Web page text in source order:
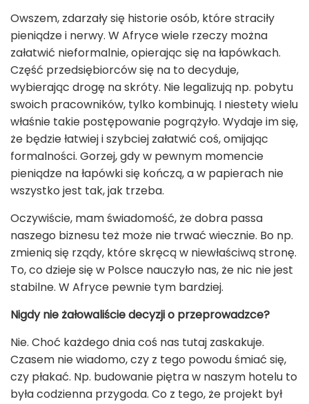
Owszem, zdarzały się historie osób, które straciły
pieniądze i nerwy. W Afryce wiele rzeczy można
załatwić nieformalnie, opierając się na łapówkach.
Część przedsiębiorców się na to decyduje,
wybierając drogę na skróty. Nie legalizują np. pobytu
swoich pracowników, tylko kombinują. I niestety wielu
właśnie takie postępowanie pogrążyło. Wydaje im się,
że będzie łatwiej i szybciej załatwić coś, omijając
formalności. Gorzej, gdy w pewnym momencie
pieniądze na łapówki się kończą, a w papierach nie
wszystko jest tak, jak trzeba.
Oczywiście, mam świadomość, że dobra passa
naszego biznesu też może nie trwać wiecznie. Bo np.
zmienią się rządy, które skręcą w niewłaściwą stronę.
To, co dzieje się w Polsce nauczyło nas, że nic nie jest
stabilne. W Afryce pewnie tym bardziej.
Nigdy nie żałowaliście decyzji o przeprowadzce?
Nie. Choć każdego dnia coś nas tutaj zaskakuje.
Czasem nie wiadomo, czy z tego powodu śmiać się,
czy płakać. Np. budowanie piętra w naszym hotelu to
była codzienna przygoda. Co z tego, że projekt był